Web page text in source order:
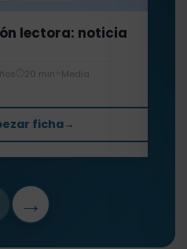
lectora: noticia
20 min Media
ficha→
→